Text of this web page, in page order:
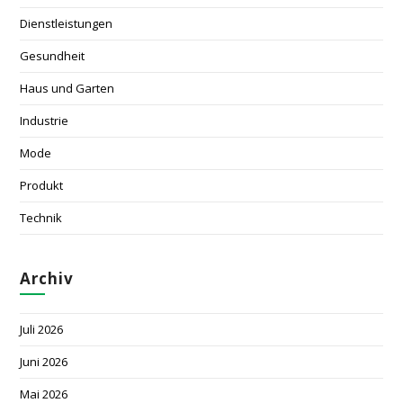
Dienstleistungen
Gesundheit
Haus und Garten
Industrie
Mode
Produkt
Technik
Archiv
Juli 2026
Juni 2026
Mai 2026